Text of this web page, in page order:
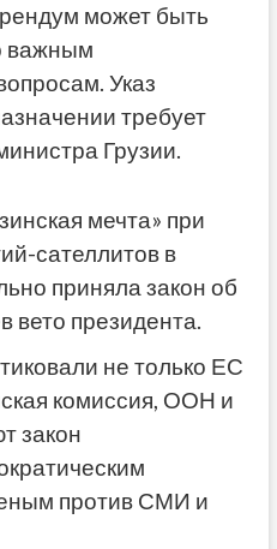
может быть
важным
Указ
требует
Грузии.
мечта» при
сателлитов в
приняла закон об
вето президента.
не только ЕС
комиссия, ООН и
закон
против СМИ и